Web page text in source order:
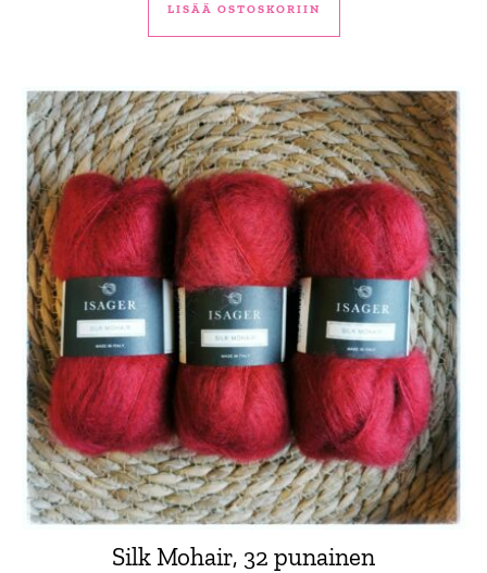
LISÄÄ OSTOSKORIIN
Silk Mohair, 32 punainen